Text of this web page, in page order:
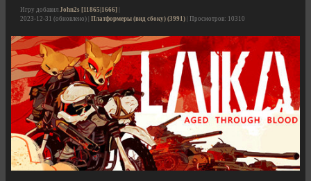
Игру добавил John2s [11865|1666]
2023-12-31 (обновлено) | Платформеры (вид сбоку) (3991) | Просмотров: 10310